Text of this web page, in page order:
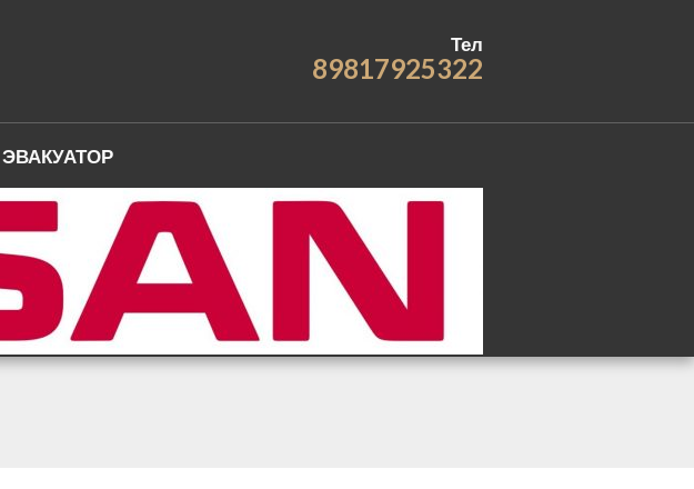
Тел
89817925322
ЭВАКУАТОР